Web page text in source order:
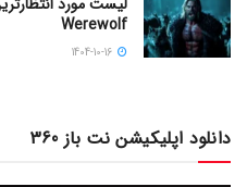
Werewolf
دانلود اپلیکیشن نت باز 360